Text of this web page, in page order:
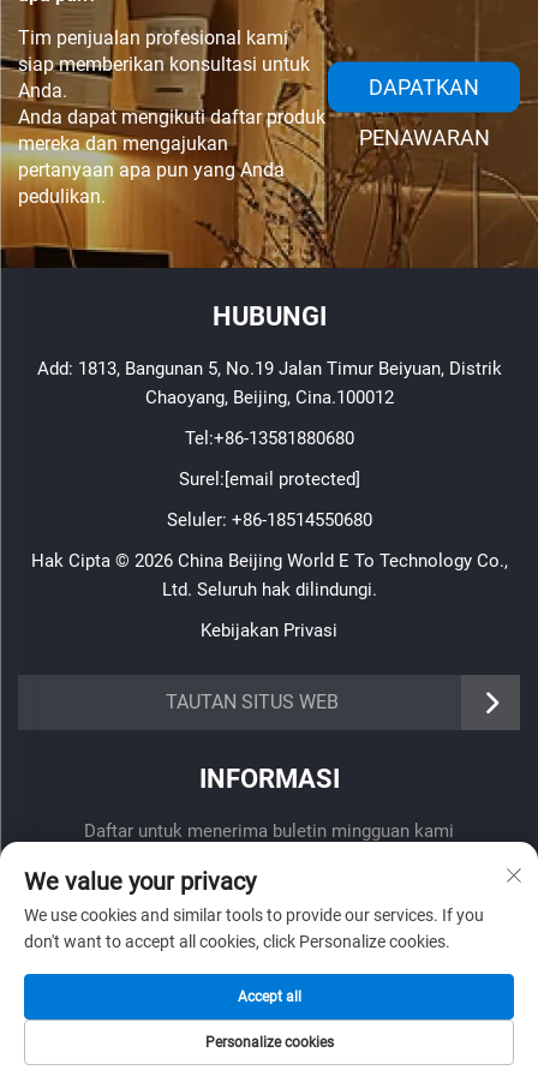
Tim penjualan profesional kami
siap memberikan konsultasi untuk
Anda.
Anda dapat mengikuti daftar produk
mereka dan mengajukan
pertanyaan apa pun yang Anda
pedulikan.
DAPATKAN
PENAWARAN
HUBUNGI
Add: 1813, Bangunan 5, No.19 Jalan Timur Beiyuan, Distrik
Chaoyang, Beijing, Cina.100012
Tel:+86-13581880680
Surel:[email protected]
Seluler: +86-18514550680
Hak Cipta © 2026 China Beijing World E To Technology Co.,
Ltd. Seluruh hak dilindungi.
Kebijakan Privasi
TAUTAN SITUS WEB
INFORMASI
Daftar untuk menerima buletin mingguan kami
We value your privacy
We use cookies and similar tools to provide our services. If you
don't want to accept all cookies, click Personalize cookies.
Personalize cookies
Accept all